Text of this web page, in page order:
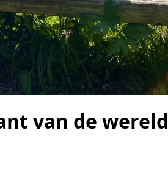
van de wereld